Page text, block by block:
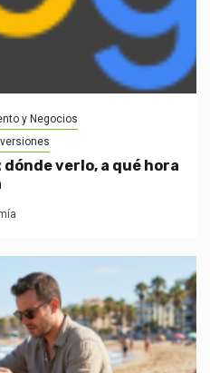
y Negocios
dónde verlo, a qué hora